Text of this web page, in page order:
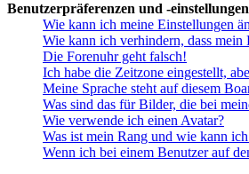
Benutzerpräferenzen und -einstellungen
Wie kann ich meine Einstellungen
Wie kann ich verhindern, dass
Die Forenuhr geht falsch!
Ich habe die Zeitzone eingestellt,
Meine Sprache steht auf diesem
Was sind das für Bilder, die bei
Wie verwende ich einen Avatar?
Was ist mein Rang und wie kann
Wenn ich bei einem Benutzer auf